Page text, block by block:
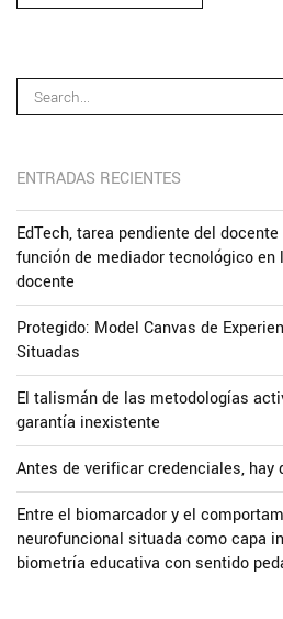
ENTRADAS RECIENTES
EdTech, tarea pendiente del
función de mediador tecnológico
docente
Protegido: Model Canvas de
Situadas
El talismán de las metodologías
garantía inexistente
Antes de verificar credenciales, hay
Entre el biomarcador y el
neurofuncional situada como capa
biometría educativa con sentido